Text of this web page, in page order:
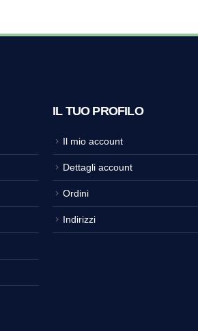
IL TUO PROFILO
Il mio account
Dettagli account
Ordini
Indirizzi